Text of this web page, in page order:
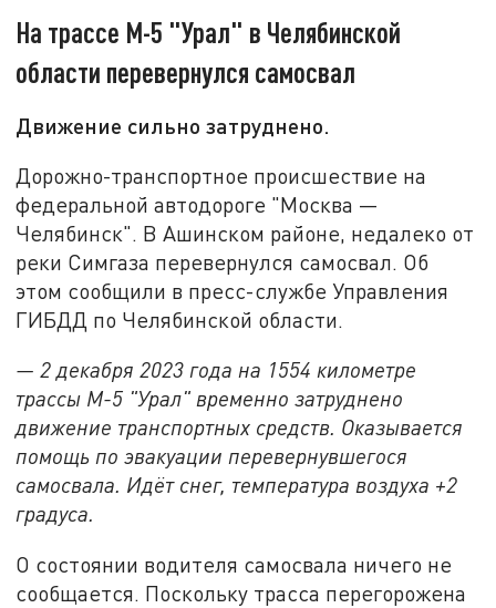
На трассе М-5 "Урал" в Челябинской
области перевернулся самосвал
Движение сильно затруднено.
Дорожно-транспортное происшествие на
федеральной автодороге "Москва —
Челябинск". В Ашинском районе, недалеко от
реки Симгаза перевернулся самосвал. Об
этом сообщили в пресс-службе Управления
ГИБДД по Челябинской области.
— 2 декабря 2023 года на 1554 километре
трассы М-5 "Урал" временно затруднено
движение транспортных средств. Оказывается
помощь по эвакуации перевернувшегося
самосвала. Идёт снег, температура воздуха +2
градуса.
О состоянии водителя самосвала ничего не
сообщается. Поскольку трасса перегорожена